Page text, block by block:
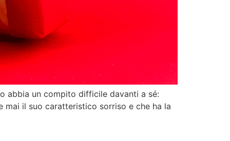
abbia un compito difficile davanti a sé:
mai il suo caratteristico sorriso e che ha la